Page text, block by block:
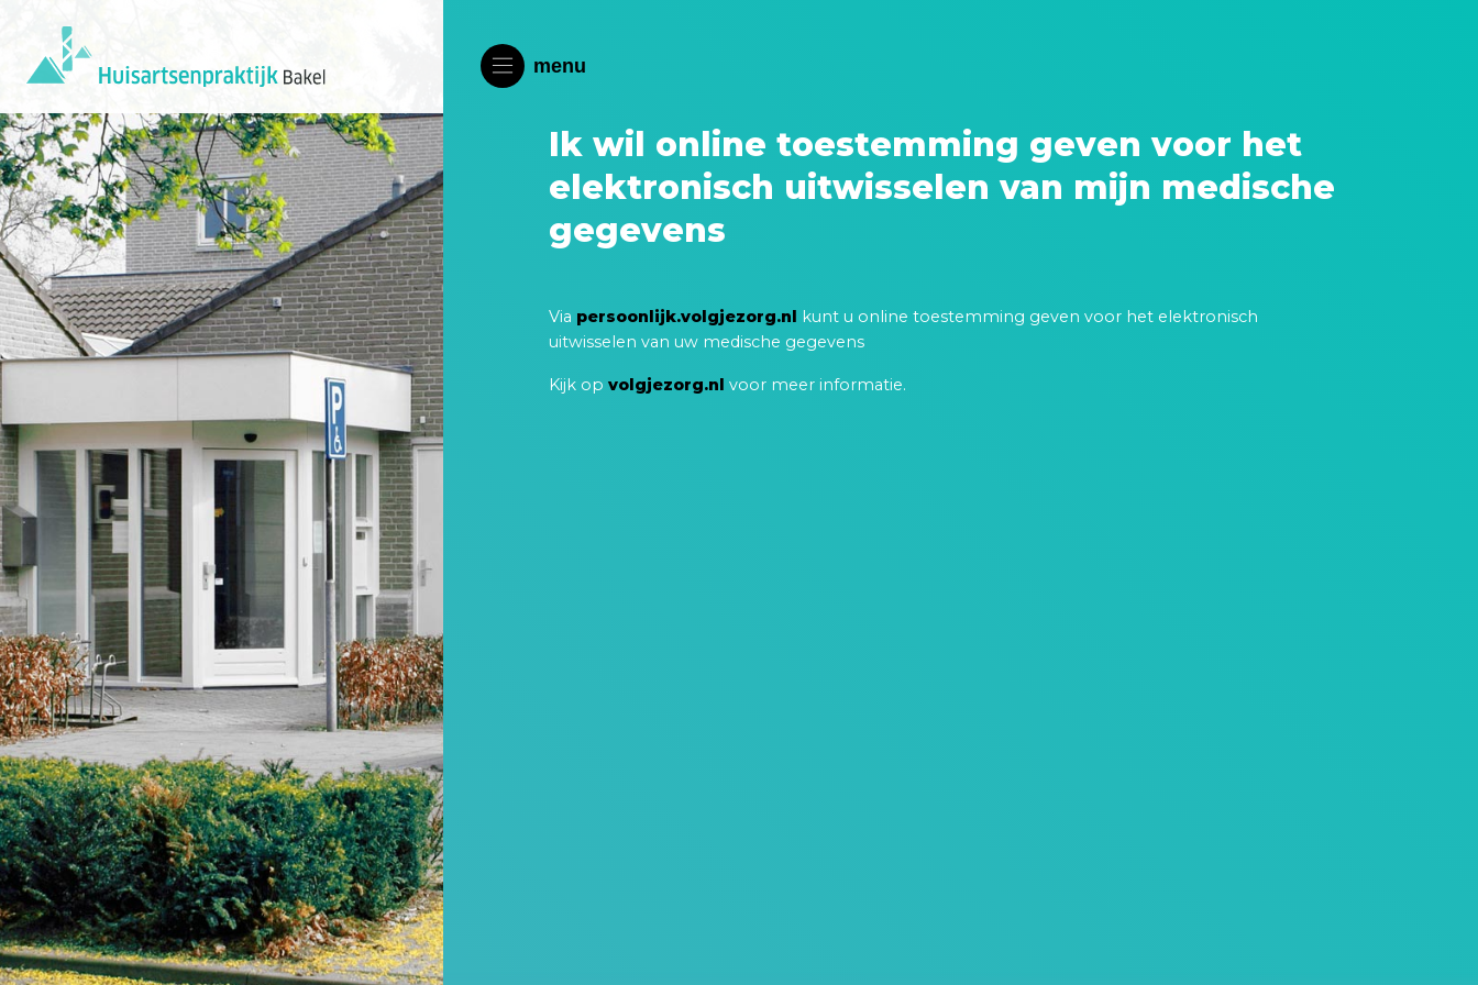
menu
Ik wil online toestemming geven voor het
elektronisch uitwisselen van mijn medische
gegevens
Via persoonlijk.volgjezorg.nl kunt u online toestemming geven voor het elektronisch
uitwisselen van uw medische gegevens
Kijk opvolgjezorg.nl voor meer informatie.